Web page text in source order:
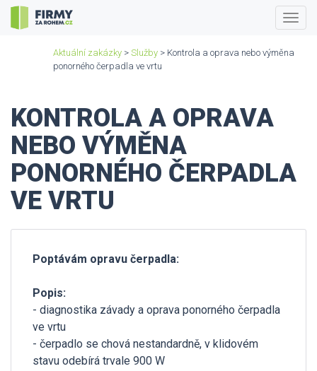
Aktuální zakázky > Služby > Kontrola a oprava nebo výměna
ponorného čerpadla ve vrtu
KONTROLA A OPRAVA
NEBO VÝMĚNA
PONORNÉHO ČERPADLA
VE VRTU
Poptávám opravu čerpadla:
Popis:
- diagnostika závady a oprava ponorného čerpadla
ve vrtu
- čerpadlo se chová nestandardně, v klidovém
stavu odebírá trvale 900 W